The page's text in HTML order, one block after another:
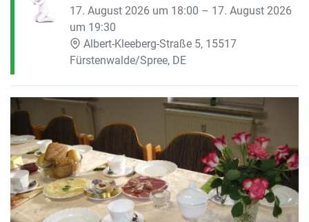
17. August 2026 um 18:00 – 17. August 2026
um 19:30
Albert-Kleeberg-Straße 5, 15517
Fürstenwalde/Spree, DE